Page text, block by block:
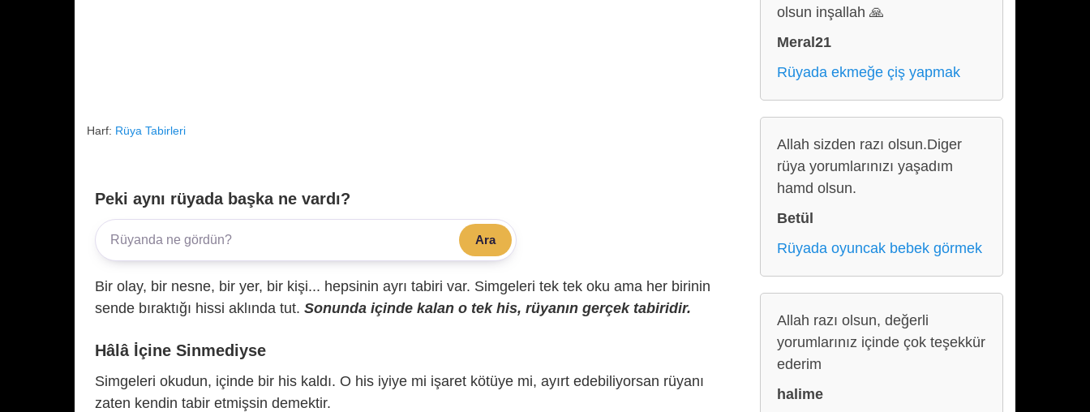
Harf: Rüya Tabirleri
Peki aynı rüyada başka ne vardı?
Ara
Bir olay, bir nesne, bir yer, bir kişi... hepsinin ayrı tabiri var. Simgeleri tek tek oku ama her birinin
sende bıraktığı hissi aklında tut. Sonunda içinde kalan o tek his, rüyanın gerçek tabiridir.
Hâlâ İçine Sinmediyse
Simgeleri okudun, içinde bir his kaldı. O his iyiye mi işaret kötüye mi, ayırt edebiliyorsan rüyanı
zaten kendin tabir etmişsin demektir.
olsun inşallah 🙏
Meral21
Rüyada ekmeğe çiş yapmak
Allah sizden razı olsun.Diger
rüya yorumlarınızı yaşadım
hamd olsun.
Betül
Rüyada oyuncak bebek görmek
Allah razı olsun, değerli
yorumlarınız içinde çok teşekkür
ederim
halime